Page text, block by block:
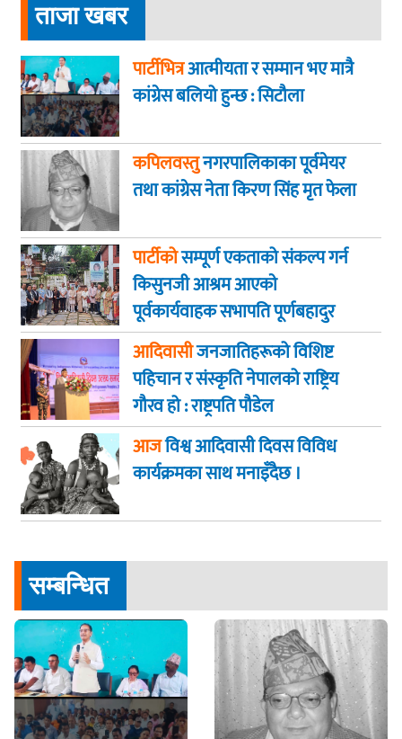
ताजा खबर
पार्टीभित्रआत्मीयता र सम्मान भए मात्रै
कांग्रेस बलियो हुन्छ : सिटौला
कपिलवस्तुनगरपालिकाका पूर्वमेयर
तथा कांग्रेस नेता किरण सिंह मृत फेला
पार्टीकोसम्पूर्ण एकताको संकल्प गर्न
किसुनजी आश्रम आएकाे
पूर्वकार्यवाहक सभापति पूर्णबहादुर
खड्का
आदिवासीजनजातिहरूको विशिष्ट
पहिचान र संस्कृति नेपालको राष्ट्रिय
गौरव हो : राष्ट्रपति पौडेल
आजविश्व आदिवासी दिवस विविध
कार्यक्रमका साथ मनाइँदैछ ।
सम्बन्धित